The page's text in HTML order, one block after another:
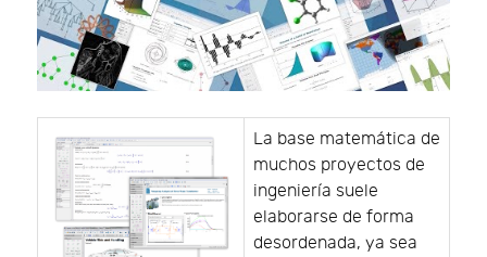
La base matemática de
muchos proyectos de
ingeniería suele
elaborarse de forma
desordenada, ya sea